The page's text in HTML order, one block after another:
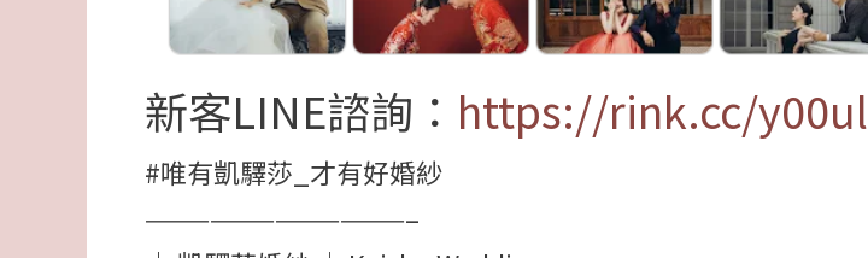
新客LINE諮詢： https://rink.cc/y00ul
#唯有凱驛莎_才有好婚紗
————————————–